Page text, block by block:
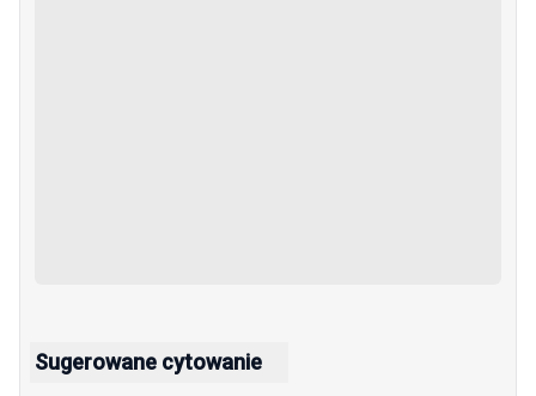
Sugerowane cytowanie